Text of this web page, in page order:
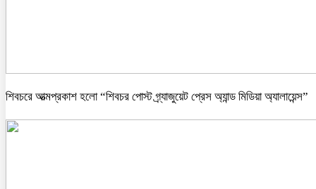
শিবচরে আত্মপ্রকাশ হলো “শিবচর পোস্ট গ্র্যাজুয়েট প্রেস অ্যান্ড মিডিয়া অ্যালায়েন্স”